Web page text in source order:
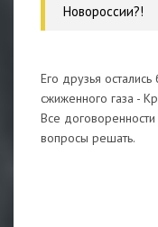
Новороссии?!
Его друзья
сжиженного газа -
Все
вопросы решать.